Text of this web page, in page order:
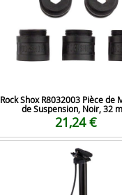
Rock Shox R8032003 Pièce de
de Suspension, Noir, 32
21,24 €